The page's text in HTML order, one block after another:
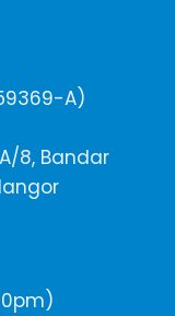
A)
8, Bandar